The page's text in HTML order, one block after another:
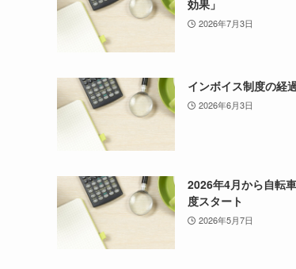
効果」
2026年7月3日
インボイス制度の経
2026年6月3日
2026年4月から自転
度スタート
2026年5月7日